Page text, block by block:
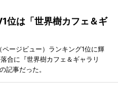
位は「世界樹カフェ＆ギ
ージビュー）ランキング1位に輝
合に『世界樹カフェ＆ギャラリ
記事だった。